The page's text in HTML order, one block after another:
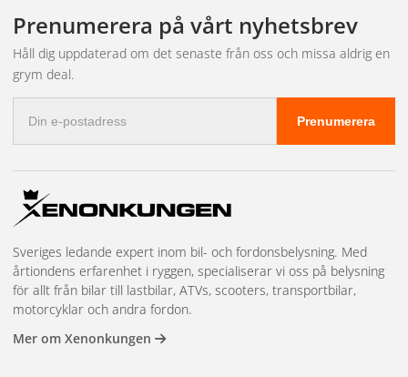
fakturabetalning, mängdrabatter, en dedikerad kundansvarig och
prioriterad lagerreservation på högvolymsartiklar. Vi har även
showroom i Kungsbacka för demonstrationer och teknisk
rådgivning. Läs mer och kom igång på
Prenumerera på vårt nyhetsbrev
Håll dig uppdaterad om det senaste från oss och missa aldrig en
grym deal.
postadress
Prenumerera
Sveriges ledande expert inom bil- och fordonsbelysning. Med
årtiondens erfarenhet i ryggen, specialiserar vi oss på belysning
för allt från bilar till lastbilar, ATVs, scooters, transportbilar,
motorcyklar och andra fordon.
Mer om Xenonkungen